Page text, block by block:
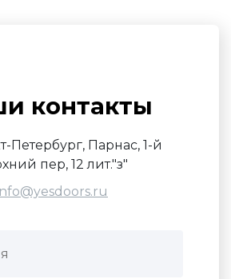
контакты
Петербург, Парнас, 1-й
пер, 12 лит."з"